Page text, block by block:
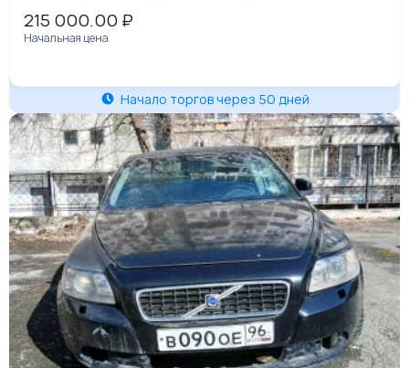
215 000.00 ₽
Начальная цена
Начало торгов через 50 дней